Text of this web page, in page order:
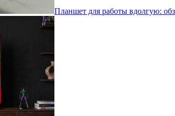
Планшет для работы вдолгую: